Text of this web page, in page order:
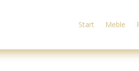
Start Meble